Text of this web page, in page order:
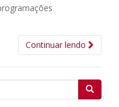
Continuar lendo